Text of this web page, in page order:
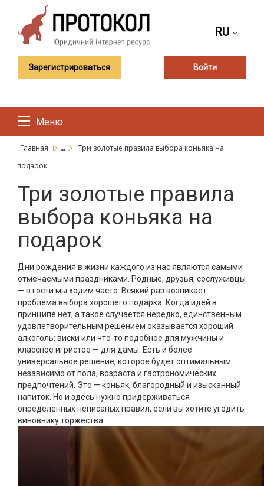
RU
Зарегистрироваться Войти
Меню
Главная ...
Три золотые правила выбора коньяка на
подарок
Три золотые правила
выбора коньяка на
подарок
Дни рождения в жизни каждого из нас являются самыми
отмечаемыми праздниками. Родные, друзья, сослуживцы
— в гости мы ходим часто. Всякий раз возникает
проблема выбора хорошего подарка. Когда идей в
принципе нет, а такое случается нередко, единственным
удовлетворительным решением оказывается хороший
алкоголь: виски или что-то подобное для мужчины и
классное игристое — для дамы. Есть и более
универсальное решение, которое будет оптимальным
независимо от пола, возраста и гастрономических
предпочтений. Это — коньяк, благородный и изысканный
напиток. Но и здесь нужно придерживаться
определенных неписаных правил, если вы хотите угодить
виновнику торжества.